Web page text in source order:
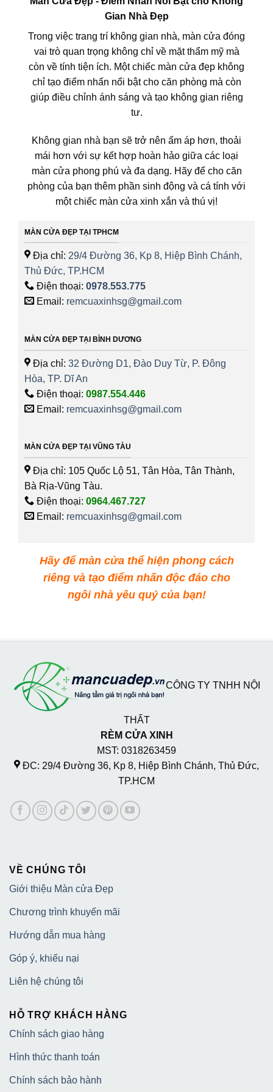
Gian Nhà Đẹp
Trong việc trang trí không gian nhà, màn cửa đóng
vai trò quan trọng không chỉ về mặt thẩm mỹ mà
còn về tính tiện ích. Một chiếc màn cửa đẹp không
chỉ tạo điểm nhấn nổi bật cho căn phòng mà còn
giúp điều chỉnh ánh sáng và tạo không gian riêng
tư.
Không gian nhà bạn sẽ trở nên ấm áp hơn, thoải
mái hơn với sự kết hợp hoàn hảo giữa các loại
màn cửa phong phú và đa dạng. Hãy để cho căn
phòng của bạn thêm phần sinh động và cá tính với
một chiếc màn cửa xinh xắn và thú vị!
MÀN CỬA ĐẸP TẠI TPHCM
Địa chỉ: 29/4 Đường 36, Kp 8, Hiệp Bình Chánh,
Thủ Đức, TP.HCM
Điện thoại: 0978.553.775
Email: remcuaxinhsg@gmail.com
MÀN CỬA ĐẸP TẠI BÌNH DƯƠNG
Địa chỉ: 32 Đường D1, Đào Duy Từ, P. Đông
Hòa, TP. Dĩ An
Điện thoại: 0987.554.446
Email: remcuaxinhsg@gmail.com
MÀN CỬA ĐẸP TẠI VŨNG TÀU
Địa chỉ: 105 Quốc Lộ 51, Tân Hòa, Tân Thành,
Bà Rịa-Vũng Tàu.
Điện thoại: 0964.467.727
Email: remcuaxinhsg@gmail.com
Hãy để màn cửa thể hiện phong cách
riêng và tạo điểm nhấn độc đáo cho
ngôi nhà yêu quý của bạn!
CÔNG TY TNHH NỘI
THẤT
RÈM CỬA XINH
MST: 0318263459
ĐC: 29/4 Đường 36, Kp 8, Hiệp Bình Chánh, Thủ Đức,
TP.HCM
VỀ CHÚNG TÔI
Giới thiệu Màn cửa Đẹp
Chương trình khuyến mãi
Hướng dẫn mua hàng
Góp ý, khiếu nại
Liên hệ chúng tôi
HỖ TRỢ KHÁCH HÀNG
Chính sách giao hàng
Hình thức thanh toán
Chính sách bảo hành